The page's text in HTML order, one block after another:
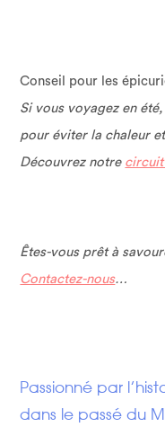
Conseil pour les
Si vous voyagez en
pour éviter la chaleur
Découvrez notre
Êtes-vous prêt à
Contactez-nous…
Passionné par
dans le passé du